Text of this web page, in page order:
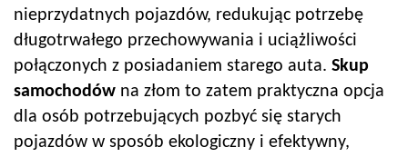
nieprzydatnych pojazdów, redukując potrzebę
długotrwałego przechowywania i uciążliwości
połączonych z posiadaniem starego auta. Skup
samochodów na złom to zatem praktyczna opcja
dla osób potrzebujących pozbyć się starych
pojazdów w sposób ekologiczny i efektywny,